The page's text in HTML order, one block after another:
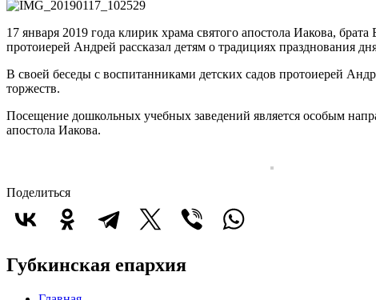
17 января 2019 года клирик храма святого апостола Иакова,
протоиерей Андрей рассказал детям о традициях празднования
В своей беседы с воспитанниками детских садов протоиерей
торжеств.
Посещение дошкольных учебных заведений является особым
апостола Иакова.
Поделиться
Губкинская епархия